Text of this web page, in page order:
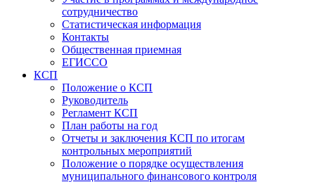
сотрудничество
Статистическая информация
Контакты
Общественная приемная
ЕГИССО
КСП
Положение о КСП
Руководитель
Регламент КСП
План работы на год
Отчеты и заключения КСП по итогам
контрольных мероприятий
Положение о порядке осуществления
муниципального финансового контроля